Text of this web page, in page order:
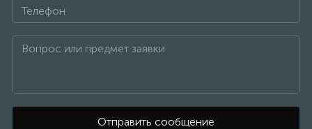
Отправить сообщение